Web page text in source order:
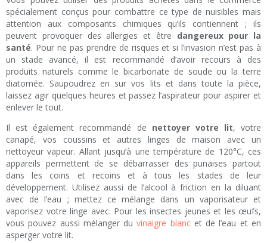
spécialement conçus pour combattre ce type de nuisibles mais
attention aux composants chimiques qu’ils contiennent ; ils
peuvent provoquer des allergies et être dangereux pour la
santé. Pour ne pas prendre de risques et si l’invasion n’est pas à
un stade avancé, il est recommandé d’avoir recours à des
produits naturels comme le bicarbonate de soude ou la terre
diatomée. Saupoudrez en sur vos lits et dans toute la pièce,
laissez agir quelques heures et passez l’aspirateur pour aspirer et
enlever le tout.
Il est également recommandé de nettoyer votre lit, votre
canapé, vos coussins et autres linges de maison avec un
nettoyeur vapeur. Allant jusqu’à une température de 120°C, ces
appareils permettent de se débarrasser des punaises partout
dans les coins et recoins et à tous les stades de leur
développement. Utilisez aussi de l’alcool à friction en la diluant
avec de l’eau ; mettez ce mélange dans un vaporisateur et
vaporisez votre linge avec. Pour les insectes jeunes et les œufs,
vous pouvez aussi mélanger duvinaigre blancet de l’eau et en
asperger votre lit.